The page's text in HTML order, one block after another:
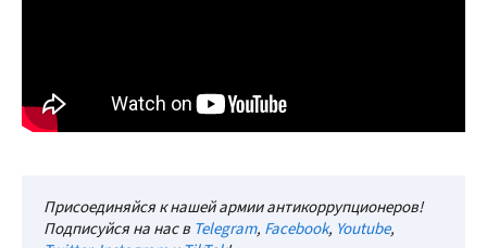
Присоединяйся к нашей армии антикоррупционеров!
Подписуйся на нас в Telegram, Facebook, Youtube,